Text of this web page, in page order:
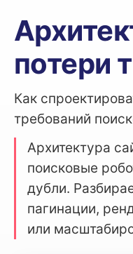
потери
Как
требований
Архитектура
поисковые
дубли.
пагинации,
или